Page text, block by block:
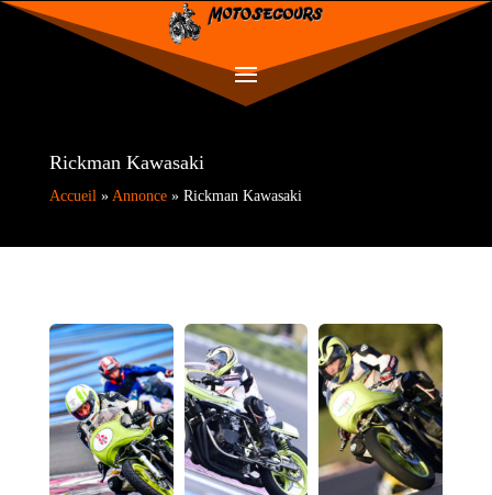
Rickman Kawasaki
Accueil» Annonce» Rickman Kawasaki